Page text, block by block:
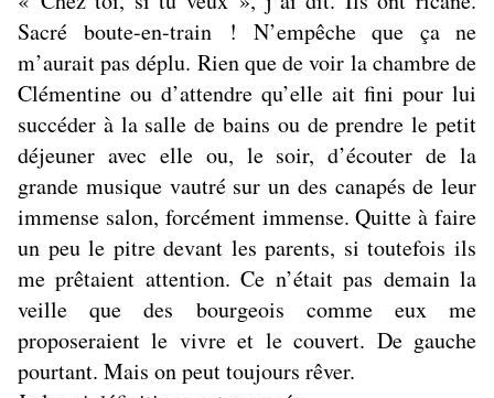
Sacré boute-en-train ! N’empêche que ça ne
m’aurait pas déplu. Rien que de voir la chambre de
Clémentine ou d’attendre qu’elle ait fini pour lui
succéder à la salle de bains ou de prendre le petit
déjeuner avec elle ou, le soir, d’écouter de la
grande musique vautré sur un des canapés de leur
immense salon, forcément immense. Quitte à faire
un peu le pitre devant les parents, si toutefois ils
me prêtaient attention. Ce n’était pas demain la
veille que des bourgeois comme eux me
proposeraient le vivre et le couvert. De gauche
pourtant. Mais on peut toujours rêver.